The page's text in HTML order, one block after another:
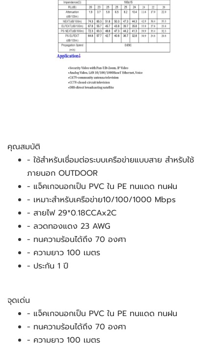
คุณสมบัติ
- ใช้สำหรับเชื่อมต่อระบบเครือข่ายแบบสาย สำหรับใช้
ภายนอก OUTDOOR
- แจ็คเกจนอกเป็น PVC ใน PE ทนแดด ทนฝน
- เหมาะสำหรับเครือข่าย10/100/1000 Mbps
- สายไฟ 29*0.18CCAx2C
- ลวดทองแดง 23 AWG
- ทนความร้อนได้ถึง 70 องศา
- ความยาว 100 เมตร
- ประกัน 1 ปี
จุดเด่น
- แจ็คเกจนอกเป็น PVC ใน PE ทนแดด ทนฝน
- ทนความร้อนได้ถึง 70 องศา
- ความยาว 100 เมตร